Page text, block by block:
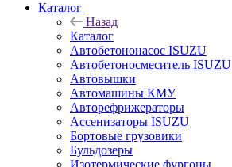
Каталог
Назад
Каталог
Автобетононасос ISUZU
Автобетоносмеситель ISUZU
Автовышки
Автомашины КМУ
Авторефрижераторы
Ассенизаторы ISUZU
Бортовые грузовики
Бульдозеры
Изотермические фургоны